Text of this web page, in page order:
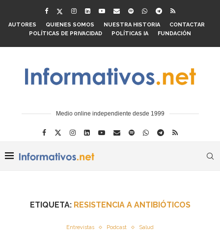
AUTORES QUIENES SOMOS NUESTRA HISTORIA
CONTACTAR
POLÍTICAS DE PRIVACIDAD
POLÍTICAS IA FUNDACIÓN
Medio online independiente desde 1999
ETIQUETA: RESISTENCIA A ANTIBIÓTICOS
Entrevistas Podcast Salud